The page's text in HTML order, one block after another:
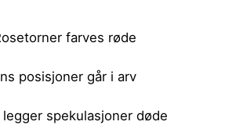
farves røde
posisjoner går i arv
legger spekulasjoner døde